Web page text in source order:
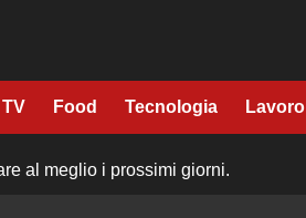
Food Tecnologia Lavoro
al meglio i prossimi giorni.